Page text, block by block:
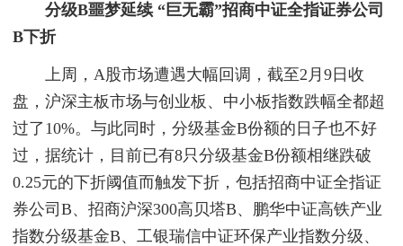
分级B噩梦延续 “巨无霸”招商中证全指证券公司
B下折
上周，A股市场遭遇大幅回调，截至2月9日收
盘，沪深主板市场与创业板、中小板指数跌幅全都超
过了10%。与此同时，分级基金B份额的日子也不好
过，据统计，目前已有8只分级基金B份额相继跌破
0.25元的下折阈值而触发下折，包括招商中证全指证
券公司B、招商沪深300高贝塔B、鹏华中证高铁产业
指数分级基金B、工银瑞信中证环保产业指数分级、